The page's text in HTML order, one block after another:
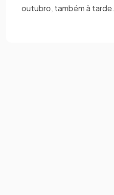
outubro, também à tarde.